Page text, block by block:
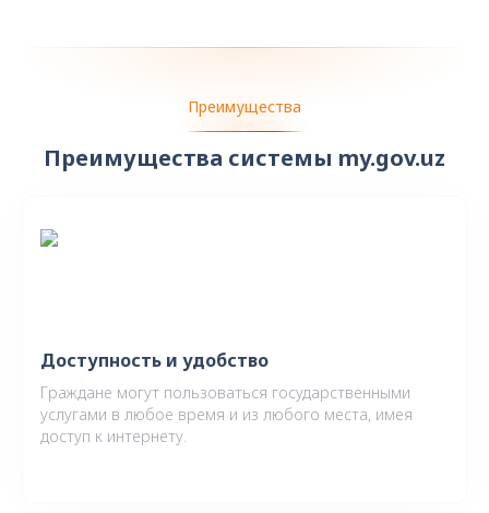
Преимущества
Преимущества системы my.gov.uz
Доступность и удобство
Граждане могут пользоваться государственными
услугами в любое время и из любого места, имея
доступ к интернету.